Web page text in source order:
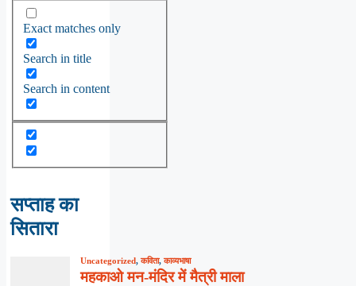
Exact matches only
Search in title
Search in content
सप्ताह का
सितारा